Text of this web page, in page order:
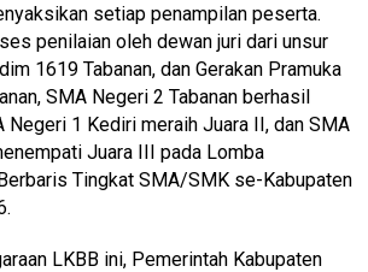
setiap penampilan peserta.
penilaian oleh dewan juri dari unsur
1619 Tabanan, dan Gerakan Pramuka
SMA Negeri 2 Tabanan berhasil
Negeri 1 Kediri meraih Juara II, dan SMA
Juara III pada Lomba
Tingkat SMA/SMK se-Kabupaten
LKBB ini, Pemerintah Kabupaten